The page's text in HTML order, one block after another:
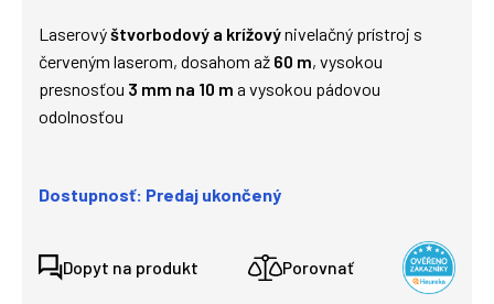
Laserovýštvorbodový a krížovýnivelačný prístroj s
červeným laserom, dosahom až 60 m, vysokou
presnosťou 3 mm na 10 m a vysokou pádovou
odolnosťou
Dostupnosť: Predaj ukončený
Dopyt na produkt Porovnať